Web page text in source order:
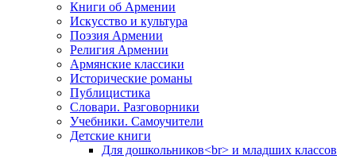
Книги об Армении
Иcкусство и культура
Поэзия Армении
Религия Армении
Армянские классики
Исторические романы
Публицистика
Словари. Разговорники
Учебники. Самоучители
Детские книги
Для дошкольников<br> и младших классов